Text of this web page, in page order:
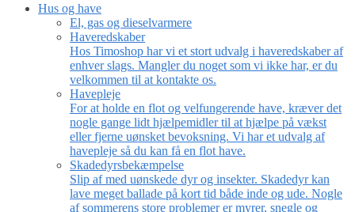
Hus og have
El, gas og dieselvarmere
Haveredskaber
Hos Timoshop har vi et stort udvalg i haveredskaber af
enhver slags. Mangler du noget som vi ikke har, er du
velkommen til at kontakte os.
Havepleje
For at holde en flot og velfungerende have, kræver det
nogle gange lidt hjælpemidler til at hjælpe på vækst
eller fjerne uønsket bevoksning. Vi har et udvalg af
havepleje så du kan få en flot have.
Skadedyrsbekæmpelse
Slip af med uønskede dyr og insekter. Skadedyr kan
lave meget ballade på kort tid både inde og ude. Nogle
af sommerens store problemer er myrer, snegle og